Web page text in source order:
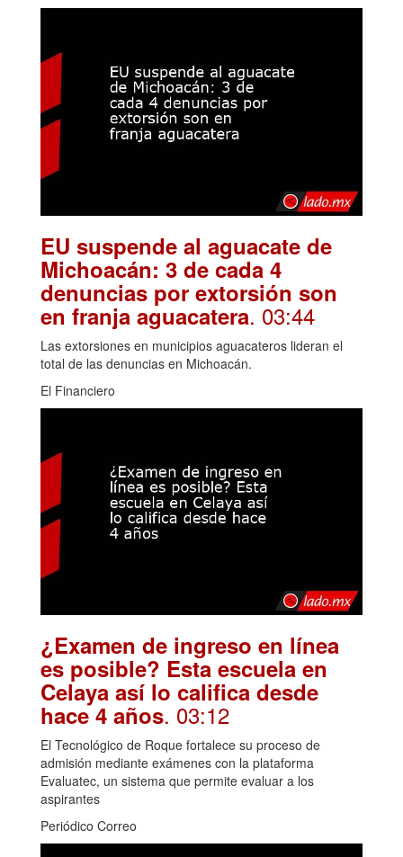
EU suspende al aguacate de
Michoacán: 3 de cada 4
denuncias por extorsión son
en franja aguacatera. 03:44
Las extorsiones en municipios aguacateros lideran el
total de las denuncias en Michoacán.
El Financiero
¿Examen de ingreso en línea
es posible? Esta escuela en
Celaya así lo califica desde
hace 4 años. 03:12
El Tecnológico de Roque fortalece su proceso de
admisión mediante exámenes con la plataforma
Evaluatec, un sistema que permite evaluar a los
aspirantes
Periódico Correo